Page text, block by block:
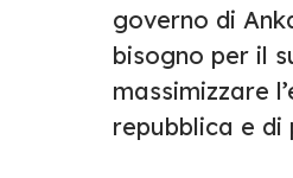
governo di
bisogno per il
massimizzare
repubblica e di